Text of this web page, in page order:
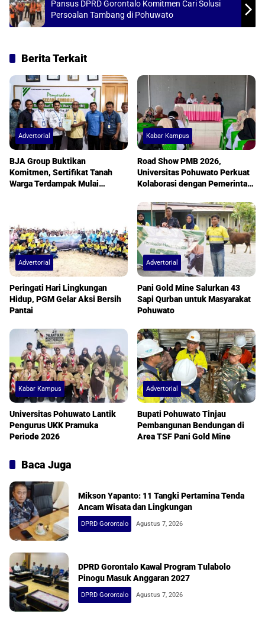
Pansus DPRD Gorontalo Komitmen Cari Solusi
Persoalan Tambang di Pohuwato
Berita Terkait
Advertorial
BJA Group Buktikan
Komitmen, Sertifikat Tanah
Warga Terdampak Mulai
Kabar Kampus
Road Show PMB 2026,
Universitas Pohuwato Perkuat
Kolaborasi dengan Pemerintah
Advertorial
Peringati Hari Lingkungan
Hidup, PGM Gelar Aksi Bersih
Pantai
Advertorial
Pani Gold Mine Salurkan 43
Sapi Qurban untuk Masyarakat
Pohuwato
Kabar Kampus
Universitas Pohuwato Lantik
Pengurus UKK Pramuka
Periode 2026
Advertorial
Bupati Pohuwato Tinjau
Pembangunan Bendungan di
Area TSF Pani Gold Mine
Baca Juga
Mikson Yapanto: 11 Tangki Pertamina Tenda
Ancam Wisata dan Lingkungan
DPRD Gorontalo Agustus 7, 2026
DPRD Gorontalo Kawal Program Tulabolo
Pinogu Masuk Anggaran 2027
DPRD Gorontalo Agustus 7, 2026